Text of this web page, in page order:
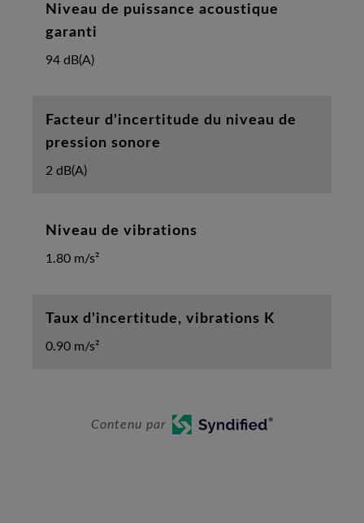
Niveau de puissance acoustique
garanti
94 dB(A)
Facteur d'incertitude du niveau de
pression sonore
2 dB(A)
Niveau de vibrations
1.80 m/s²
Taux d'incertitude, vibrations K
0.90 m/s²
Contenu par